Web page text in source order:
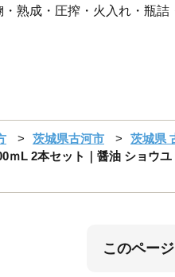
熟成・圧搾・火入れ・瓶詰
茨城県古河市
茨城県
ｍL 2本セット｜醤油 ショウ
このペー